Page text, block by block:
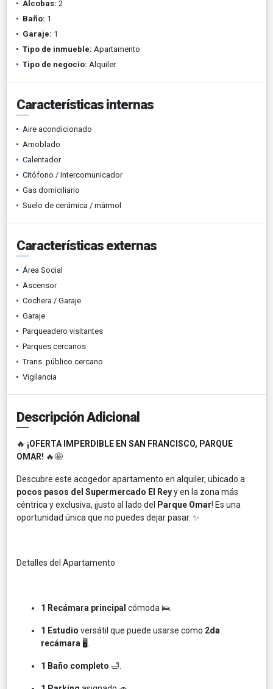
Alcobas: 2
Baño: 1
Garaje: 1
Tipo de inmueble: Apartamento
Tipo de negocio: Alquiler
Características internas
Aire acondicionado
Amoblado
Calentador
Citófono / Intercomunicador
Gas domiciliario
Suelo de cerámica / mármol
Características externas
Área Social
Ascensor
Cochera / Garaje
Garaje
Parqueadero visitantes
Parques cercanos
Trans. público cercano
Vigilancia
Descripción Adicional
🔥 ¡OFERTA IMPERDIBLE EN SAN FRANCISCO, PARQUE
OMAR! 🔥🤩
Descubre este acogedor apartamento en alquiler, ubicado a
pocos pasos del Supermercado El Reyy en la zona más
céntrica y exclusiva, ¡justo al lado del
Parque Omar! Es una
oportunidad única que no puedes dejar pasar. ✨
Detalles del Apartamento
1 Recámara principal cómoda 🛌.
1 Estudio versátil que puede usarse como 2da
recámara 🖥️.
1 Baño completo 🛁.